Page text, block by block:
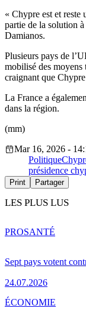
« Chypre est et reste
partie de la solution
Damianos.
Plusieurs pays de
mobilisé des moyens
craignant que
La France a
dans la région.
(mm)
Mar 16, 2026 -
Politique
présidence
Print Partager
LES PLUS LUS
Sept pays votent
24.07.2026
PROSANTÉ
ÉCONOMIE